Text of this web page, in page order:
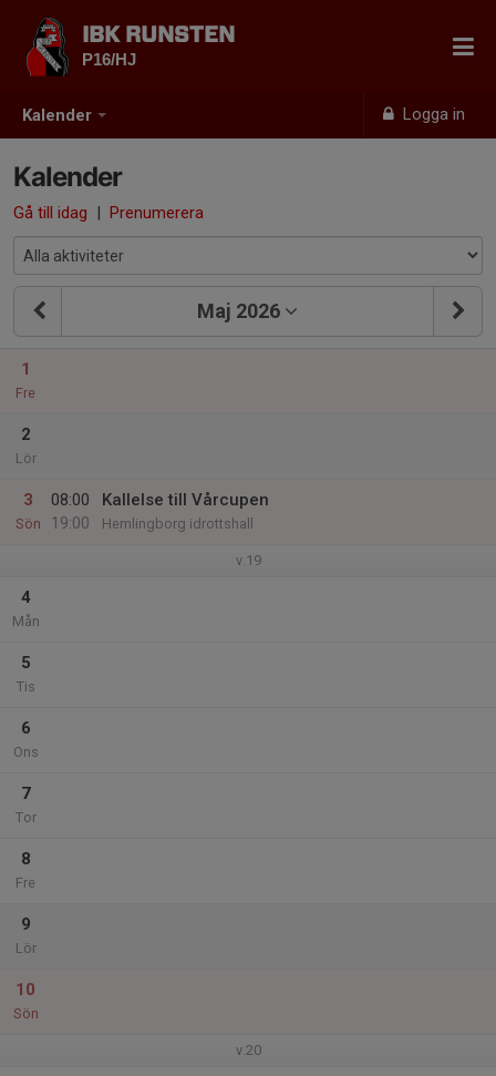
Kalender Logga in
IBK RUNSTEN
P16/HJ
Kalender
Gå till idag | Prenumerera
Maj 2026
1
Fre
2
Lör
3
Sön
08:00
19:00
Kallelse till Vårcupen
Hemlingborg idrottshall
v.19
4
Mån
5
Tis
6
Ons
7
Tor
8
Fre
9
Lör
10
Sön
v.20